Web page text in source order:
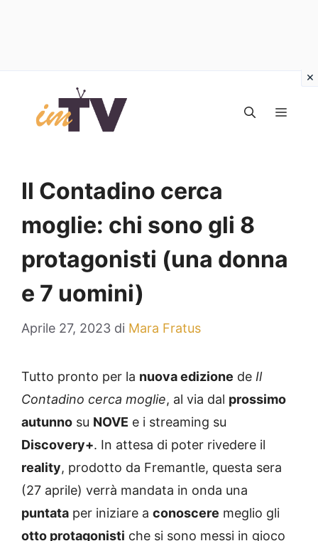
contenuto
Il Contadino cerca
moglie: chi sono gli 8
protagonisti (una donna
e 7 uomini)
Aprile 27, 2023 di Mara Fratus
Tutto pronto per la nuova edizione de Il
Contadino cerca moglie, al via dal prossimo
autunno su NOVE e i streaming su
Discovery+. In attesa di poter rivedere il
reality, prodotto da Fremantle, questa sera
(27 aprile) verrà mandata in onda una
puntata per iniziare a conoscere meglio gli
otto protagonisti che si sono messi in gioco